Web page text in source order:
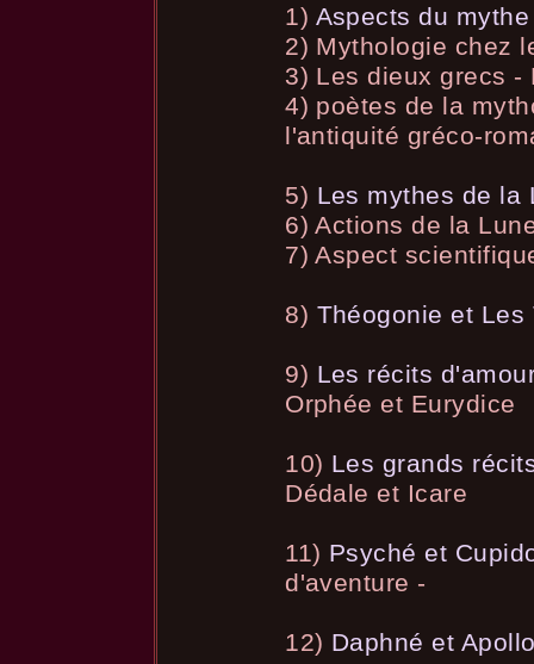
1) Aspects du mythe
2) Mythologie chez
3) Les dieux grecs
4) poètes de la
l'antiquité gréco-
5) Les mythes de la
6) Actions de la
7) Aspect
8) Théogonie et
9) Les récits
Orphée et Eurydice
10) Les grands
Dédale et Icare
11) Psyché et
d'aventure -
12) Daphné et